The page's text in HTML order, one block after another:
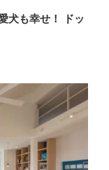
犬も幸せ！ ドッ